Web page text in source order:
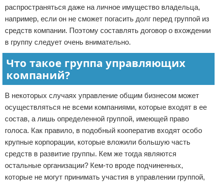
распространяться даже на личное имущество владельца,
например, если он не сможет погасить долг перед группой из
средств компании. Поэтому составлять договор о вхождении
в группу следует очень внимательно.
Что такое группа управляющих
компаний?
В некоторых случаях управление общим бизнесом может
осуществляться не всеми компаниями, которые входят в ее
состав, а лишь определенной группой, имеющей право
голоса. Как правило, в подобный кооператив входят особо
крупные корпорации, которые вложили большую часть
средств в развитие группы. Кем же тогда являются
остальные организации? Кем-то вроде подчиненных,
которые не могут принимать участия в управлении группой,